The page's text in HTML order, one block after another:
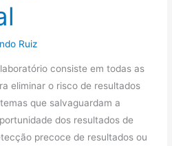
Ruiz
consiste em todas as
eliminar o risco de resultados
que salvaguardam a
dos resultados de
precoce de resultados ou